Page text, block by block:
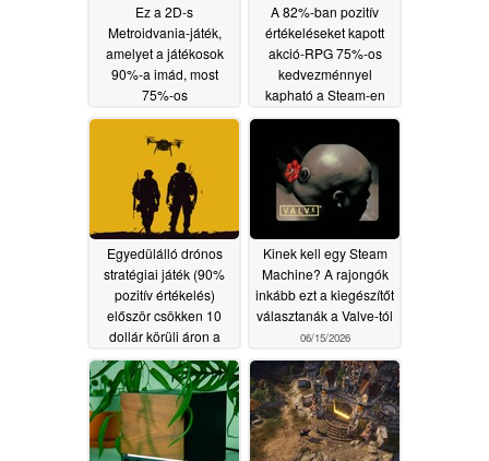
Ez a 2D-s
Metroidvania-játék,
amelyet a játékosok
90%-a imád, most
75%-os
kedvezménnyel
kapható a Steam-en
06/17/2026
A 82%-ban pozitív
értékeléseket kapott
akció-RPG 75%-os
kedvezménnyel
kapható a Steam-en
06/16/2026
Egyedülálló drónos
stratégiai játék (90%
pozitív értékelés)
először csökken 10
dollár körüli áron a
Steam-en06/15/2026
Kinek kell egy Steam
Machine? A rajongók
inkább ezt a kiegészítőt
választanák a Valve-tól
06/15/2026